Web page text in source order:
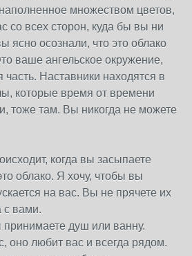
множеством цветов,
со всех сторон, куда бы вы ни
ясно осознали, что это облако
ваше ангельское окружение,
Наставники находятся в
которые время от времени
тоже там. Вы никогда не можете
когда вы засыпаете
облако. Я хочу, чтобы вы
на вас. Вы не прячете их
с вами.
принимаете душ или ванну.
оно любит вас и всегда рядом.